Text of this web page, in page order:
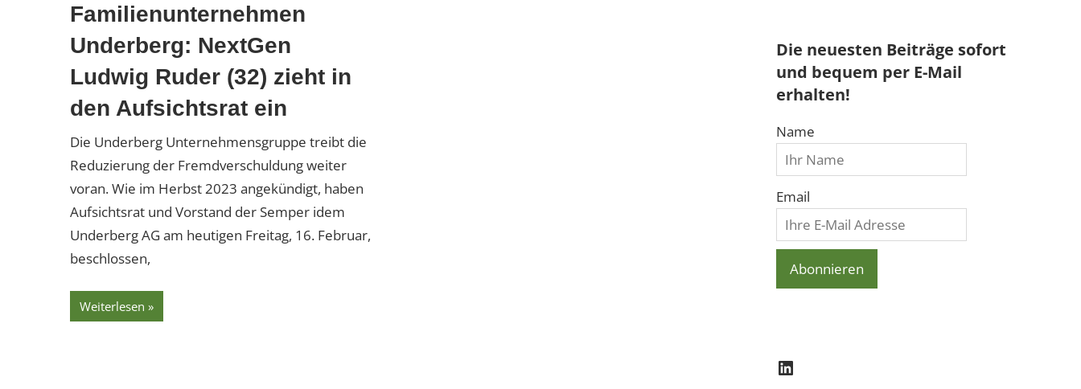
Familienunternehmen
Underberg: NextGen
Ludwig Ruder (32) zieht in
den Aufsichtsrat ein
Die Underberg Unternehmensgruppe treibt die
Reduzierung der Fremdverschuldung weiter
voran. Wie im Herbst 2023 angekündigt, haben
Aufsichtsrat und Vorstand der Semper idem
Underberg AG am heutigen Freitag, 16. Februar,
beschlossen,
Weiterlesen
Die neuesten Beiträge sofort
und bequem per E-Mail
erhalten!
Name
Email
LinkedIn